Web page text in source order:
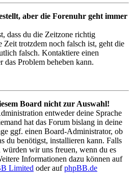
aber die Forenuhr geht immer
dass du die Zeitzone richtig
Zeit trotzdem noch falsch ist, geht die
falsch. Kontaktiere einen
das Problem beheben kann.
Board nicht zur Auswahl!
entweder deine Sprache
hat das Forum bislang in deine
ggf. einen Board-Administrator, ob
du benötigst, installieren kann. Falls
würden wir uns freuen, wenn du es
Informationen dazu können auf
Limited oder aufphpBB.de